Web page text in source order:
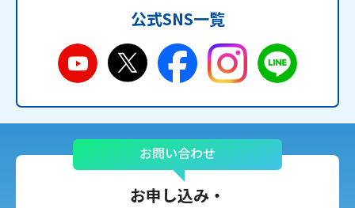
公式SNS一覧
お問い合わせ
お申し込み・